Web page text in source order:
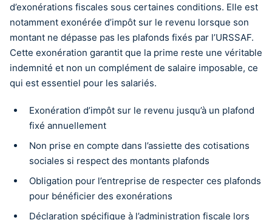
d’exonérations fiscales sous certaines conditions. Elle est
notamment exonérée d’impôt sur le revenu lorsque son
montant ne dépasse pas les plafonds fixés par l’URSSAF.
Cette exonération garantit que la prime reste une véritable
indemnité et non un complément de salaire imposable, ce
qui est essentiel pour les salariés.
Exonération d’impôt sur le revenu jusqu’à un plafond
fixé annuellement
Non prise en compte dans l’assiette des cotisations
sociales si respect des montants plafonds
Obligation pour l’entreprise de respecter ces plafonds
pour bénéficier des exonérations
Déclaration spécifique à l’administration fiscale lors